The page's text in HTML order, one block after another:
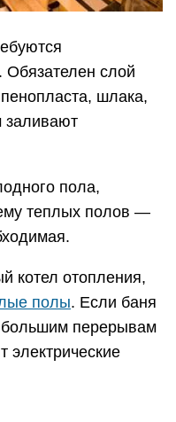
для стока воды, не
внутри бани.
К тому же в
сток там, где
и есть уклон,